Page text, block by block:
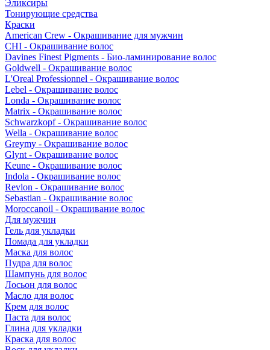
Эликсиры
Тонирующие средства
Краски
American Crew - Окрашивание для мужчин
CHI - Окрашивание волос
Davines Finest Pigments - Био-ламинирование волос
Goldwell - Окрашивание волос
L'Oreal Professionnel - Окрашивание волос
Lebel - Окрашивание волос
Londa - Окрашивание волос
Matrix - Окрашивание волос
Schwarzkopf - Окрашивание волос
Wella - Окрашивание волос
Greymy - Окрашивание волос
Glynt - Окрашивание волос
Keune - Окрашивание волос
Indola - Окрашивание волос
Revlon - Окрашивание волос
Sebastian - Окрашивание волос
Moroccanoil - Окрашивание волос
Для мужчин
Гель для укладки
Помада для укладки
Маска для волос
Пудра для волос
Шампунь для волос
Лосьон для волос
Масло для волос
Крем для волос
Паста для волос
Глина для укладки
Краска для волос